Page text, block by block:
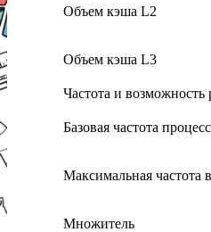
Объем кэша L2
Объем кэша L3
Частота и возможность
Базовая частота
Максимальная
Множитель